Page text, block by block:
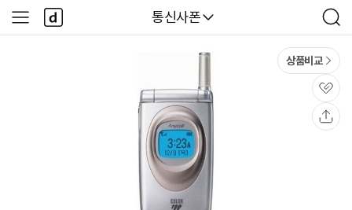
다나와
통신사폰
검
색
사
이
다
나
와
상품비교
관
심